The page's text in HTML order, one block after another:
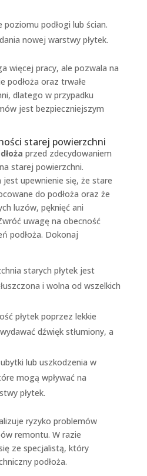
poziomu podłogi lub ścian.
nowej warstwy płytek.
więcej pracy, ale pozwala na
podłoża oraz trwałe
dlatego w przypadku
jest bezpieczniejszym
starej powierzchni
przed zdecydowaniem
starej powierzchni.
upewnienie się, że stare
do podłoża oraz że
luzów, pęknięć ani
uwagę na obecność
podłoża. Dokonaj
starych płytek jest
i wolna od wszelkich
płytek poprzez lekkie
dźwięk stłumiony, a
lub uszkodzenia w
mogą wpływać na
płytek.
ryzyko problemów
remontu. W razie
ze specjalistą, który
podłoża.